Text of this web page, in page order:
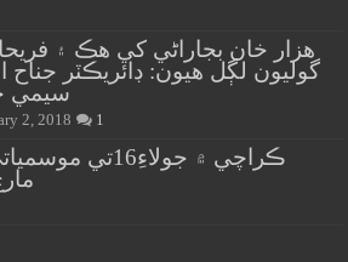
گوليون لڳل هيون: ڊائريڪٽر جناح
سيمي
2, 2018 1
ڪراچي ۾